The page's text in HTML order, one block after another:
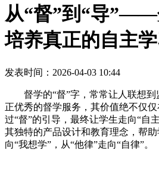
从“督”到“导”——
培养真正的自主
发表时间：2026-04-03 10:44
督学的“督”字，常常让人联想
正优秀的督学服务，其价值绝不仅仅
过“督”的引导，最终让学生走向“自
其独特的产品设计和教育理念，帮助
向“我想学”，从“他律”走向“自律”。